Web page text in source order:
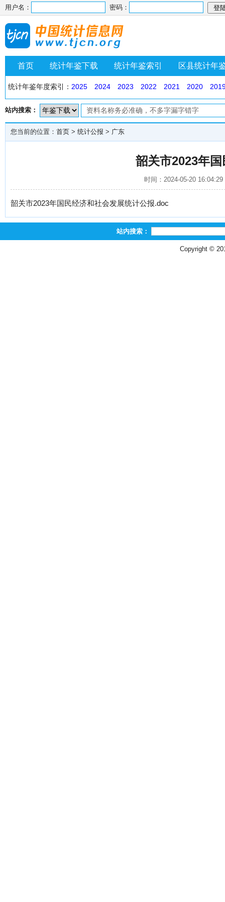
用户名： 密码：
首页 统计年鉴下载 统计年鉴索引 区县统计年
统计年鉴年度索引： 2025 2024 2023 2022 2021 2020
站内搜索：
您当前的位置： 首页 > 统计公报 > 广东
韶关市2023年
时间：2024-05-20
韶关市2023年国民经济和社会发展统计公报.doc
站内搜索：
Copyright ©